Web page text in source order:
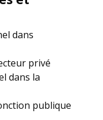
dans
privé
dans la
publique